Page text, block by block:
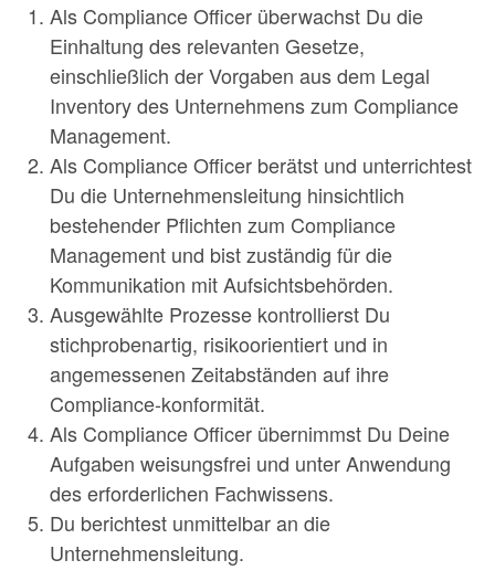
Als Compliance Officer überwachst Du die
Einhaltung des relevanten Gesetze,
einschließlich der Vorgaben aus dem Legal
Inventory des Unternehmens zum Compliance
Management.
Als Compliance Officer berätst und unterrichtest
Du die Unternehmensleitung hinsichtlich
bestehender Pflichten zum Compliance
Management und bist zuständig für die
Kommunikation mit Aufsichtsbehörden.
Ausgewählte Prozesse kontrollierst Du
stichprobenartig, risikoorientiert und in
angemessenen Zeitabständen auf ihre
Compliance-konformität.
Als Compliance Officer übernimmst Du Deine
Aufgaben weisungsfrei und unter Anwendung
des erforderlichen Fachwissens.
Du berichtest unmittelbar an die
Unternehmensleitung.